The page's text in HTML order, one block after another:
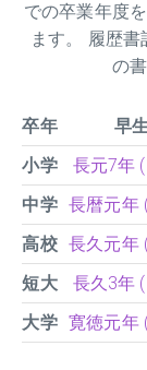
での卒業年度
ます。 履歴
の
卒年 早
小学
長元7年
中学 長暦元年
高校 長久元年
短大
長久3年
大学 寛徳元年